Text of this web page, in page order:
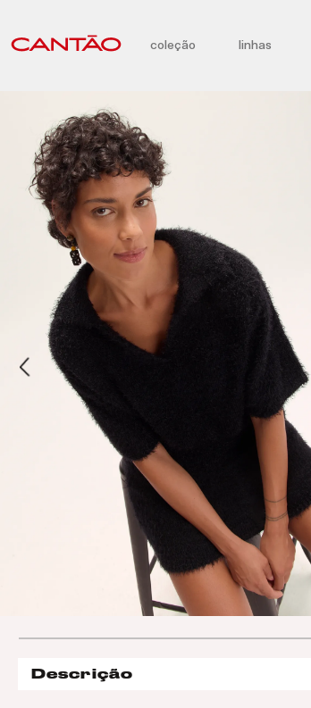
coleção linhas
Descrição